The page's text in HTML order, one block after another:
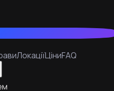
ЛокаціїЦіниFAQ